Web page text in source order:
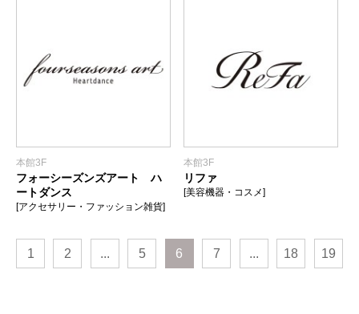
本館3F
フォーシーズンズアート ハ
ートダンス
[アクセサリー・ファッション雑貨]
本館3F
リファ
[美容機器・コスメ]
1 2 ... 5 6 7 ... 18 19